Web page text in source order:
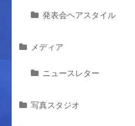
発表会ヘアスタイル
メディア
ニュースレター
写真スタジオ